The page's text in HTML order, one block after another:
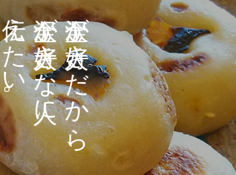
が
き
だ
か
ら
、
が
き
な
に
え
た
い
。